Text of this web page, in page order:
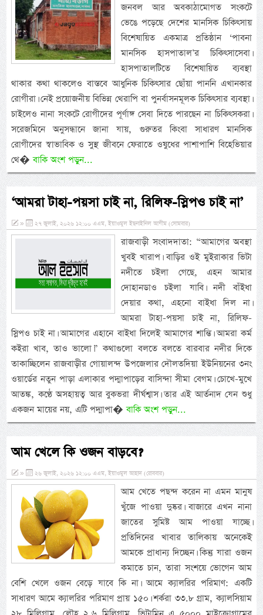
জনবল আর অবকাঠামোগত সংকটে
ভেঙে পড়েছে দেশের মানসিক চিকিৎসায়
বিশেষায়িত একমাত্র প্রতিষ্ঠান ‘পাবনা
মানসিক হাসপাতাল’র চিকিৎসাসেবা।
হাসপাতালটিতে বিশেষায়িত ব্যবস্থা
থাকার কথা থাকলেও বাস্তবে আধুনিক চিকিৎসার ছোঁয়া পাননি এখানকার
রোগীরা। নেই প্রয়োজনীয় বিভিন্ন থেরাপি বা পুনর্বাসনমূলক চিকিৎসার ব্যবস্থা।
চাইলেও নানা সংকটে রোগীদের পূর্ণাঙ্গ সেবা দিতে পারছেন না চিকিৎসকরা।
সরেজমিনে অনুসন্ধানে জানা যায়, গুরুতর কিংবা সাধারণ মানসিক
রোগীদের স্বাভাবিক ও সুস্থ জীবনে ফেরাতে ওষুধের পাশাপাশি বিহেভিয়ার
থে�বাকি অংশ পড়ুন...
‘আমরা টাহা-পয়সা চাই না, রিলিফ-স্লিপও চাই না’
» ২৭ জুলাই, ২০২৬ ১২:০০ এএম, ইয়াওমুল ইছনাইনিল আযীম (সোমবার)
রাজবাড়ী সংবাদদাতা: “আমাগের অবস্থা
খুবই খারাপ। বাড়ির ওই মুইরাকার ভিটা
নদীতে চইলা গেছে, এহন আমার
দোহানডাও চইলা যাবি। নদী বাঁইধা
দেয়ার কথা, এহনো বাইধা দিল না।
আমরা টাহা-পয়সা চাই না, রিলিফ-
স্লিপও চাই না। আমাগের এহানে বাইধা দিলেই আমাগের শান্তি। আমরা কর্ম
কইরা খাব, তাও ভালো।” কথাগুলো বলতে বলতে বারবার নদীর দিকে
তাকাচ্ছিলেন রাজবাড়ীর গোয়ালন্দ উপজেলার দৌলতদিয়া ইউনিয়নের ৩নং
ওয়ার্ডের নতুন পাড়া এলাকার পদ্মাপাড়ের বাসিন্দা সীমা বেগম। চোখে-মুখে
আতঙ্ক, কণ্ঠে অসহায়ত্ব আর বুকভরা দীর্ঘশ্বাস। তার এই আর্তনাদ যেন শুধু
একজন মায়ের নয়, এটি পদ্মাপা�বাকি অংশ পড়ুন...
আম খেলে কি ওজন বাড়বে?
» ২৬ জুলাই, ২০২৬ ১২:০০ এএম, ইয়াওমুল আহাদ (রোববার)
আম খেতে পছন্দ করেন না এমন মানুষ
খুঁজে পাওয়া দুষ্কর। বাজারে এখন নানা
জাতের সুমিষ্ট আম পাওয়া যাচ্ছে।
প্রতিদিনের খাবার তালিকায় অনেকেই
আমকে প্রাধান্য দিচ্ছেন। কিন্তু যারা ওজন
কমাতে চান, তারা সংশয়ে ভোগেন আম
বেশি খেলে ওজন বেড়ে যাবে কি না। আমে ক্যালরির পরিমাণ: একটি
সাধারণ আমে ক্যালরির পরিমাণ প্রায় ১৫০। শর্করা ৩৩.৮ গ্রাম, ক্যালসিয়াম